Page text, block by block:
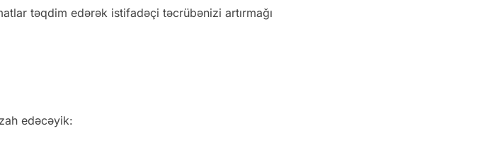
təqdim edərək istifadəçi təcrübənizi artırmağı
edəcəyik: